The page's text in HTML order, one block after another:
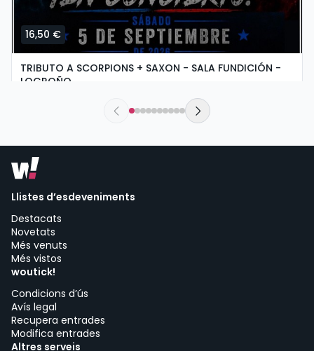
16,50 €
TRIBUTO A SCORPIONS + SAXON - SALA FUNDICIÓN -
LOGROÑO
Sala Fundición | Logroño
Llistes d’esdeveniments
Destacats
Novetats
Més venuts
Més vistos
woutick!
Condicions d’ús
Avís legal
Recupera entrades
Modifica entrades
Altres serveis